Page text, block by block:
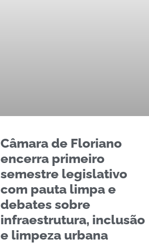
Câmara de Floriano
encerra primeiro
semestre legislativo
com pauta limpa e
debates sobre
infraestrutura, inclusão
e limpeza urbana